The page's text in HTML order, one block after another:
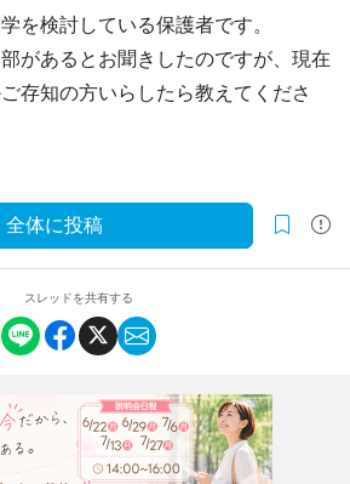
を検討している保護者です。
があるとお聞きしたのですが、現在
存知の方いらしたら教えてくださ
全体に投稿
スレッドを共有する